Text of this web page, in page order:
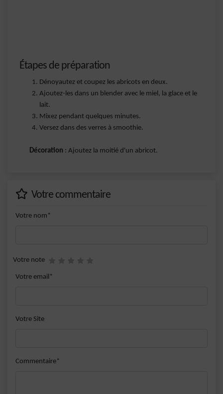
Étapes de préparation
Dénoyautez et coupez les abricots en deux.
Ajoutez-les dans un blender avec le miel, la glace et le
lait.
Mixez pendant quelques minutes.
Versez dans des verres à smoothie.
Décoration : Ajoutez la moitié d'un abricot.
Votre commentaire
Votre nom*
Votre note
Votre email*
Votre Site
Commentaire*